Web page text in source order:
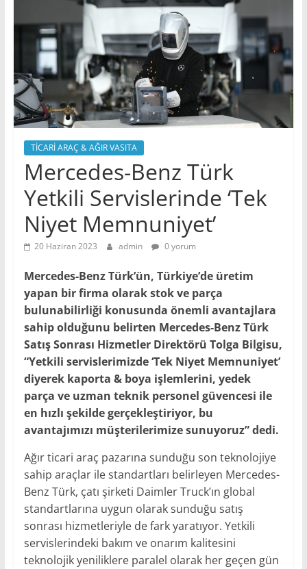
TİCARİ ARAÇ & AĞIR VASITA
Mercedes-Benz Türk
Yetkili Servislerinde ‘Tek
Niyet Memnuniyet’
20 Haziran 2023 admin 0 yorum
Mercedes-Benz Türk’ün, Türkiye’de üretim
yapan bir firma olarak stok ve parça
bulunabilirliği konusunda önemli avantajlara
sahip olduğunu belirten Mercedes-Benz Türk
Satış Sonrası Hizmetler Direktörü Tolga Bilgisu,
“Yetkili servislerimizde ‘Tek Niyet Memnuniyet’
diyerek kaporta & boya işlemlerini, yedek
parça ve uzman teknik personel güvencesi ile
en hızlı şekilde gerçekleştiriyor, bu
avantajımızı müşterilerimize sunuyoruz” dedi.
Ağır ticari araç pazarına sunduğu son teknolojiye
sahip araçlar ile standartları belirleyen Mercedes-
Benz Türk, çatı şirketi Daimler Truck’ın global
standartlarına uygun olarak sunduğu satış
sonrası hizmetleriyle de fark yaratıyor. Yetkili
servislerindeki bakım ve onarım kalitesini
teknolojik yeniliklere paralel olarak her geçen gün